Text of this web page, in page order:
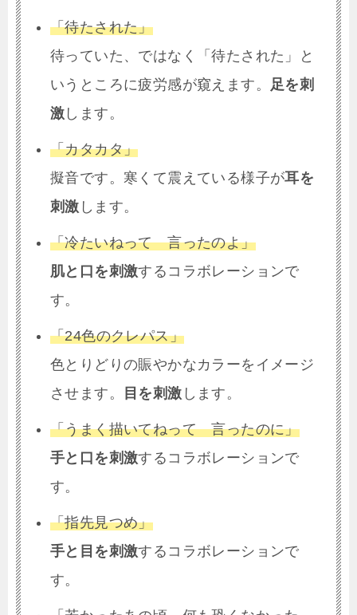
「待たされた」
待っていた、ではなく「待たされた」と
いうところに疲労感が窺えます。 足を刺
激 します。
「カタカタ」
擬音です。寒くて震えている様子が耳を
刺激 します。
「冷たいねって 言ったのよ」
肌と口を刺激するコラボレーションで
す。
「24色のクレパス」
色とりどりの賑やかなカラーをイメージ
させます。
目を刺激 します。
「うまく描いてねって 言ったのに」
手と口を刺激するコラボレーションで
す。
「指先見つめ」
手と目を刺激するコラボレーションで
す。